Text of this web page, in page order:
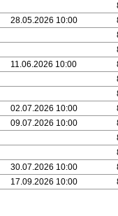
28.05.2026 10:00
11.06.2026 10:00
02.07.2026 10:00
09.07.2026 10:00
30.07.2026 10:00
17.09.2026 10:00